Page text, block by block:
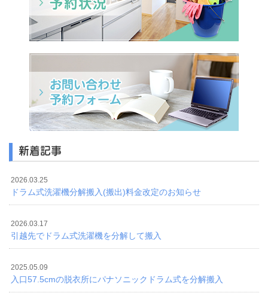
新着記事
2026.03.25
ドラム式洗濯機分解搬入(搬出)料金改定のお知らせ
2026.03.17
引越先でドラム式洗濯機を分解して搬入
2025.05.09
入口57.5cmの脱衣所にパナソニックドラム式を分解搬入